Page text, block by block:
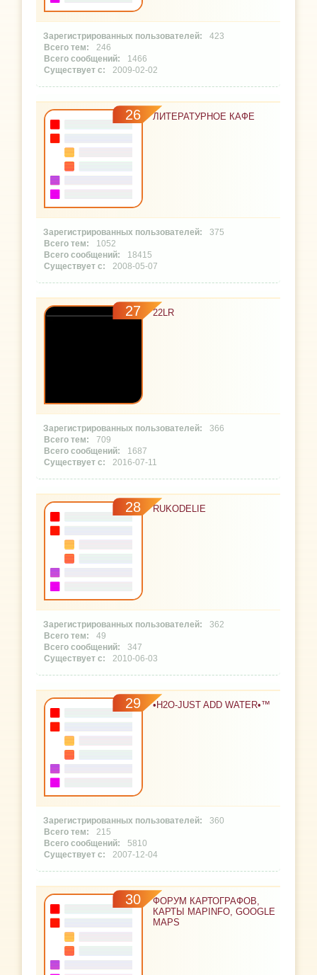
423
246
1466
2009-02-02
26 ЛИТЕРАТУРНОЕ КАФЕ
375
1052
18415
2008-05-07
27 22LR
366
709
1687
2016-07-11
28 RUKODELIE
362
49
347
2010-06-03
29 •H2O-JUST ADD WATER•™
360
215
5810
2007-12-04
30
ФОРУМ КАРТОГРАФОВ,
КАРТЫ MAPINFO, GOOGLE
MAPS